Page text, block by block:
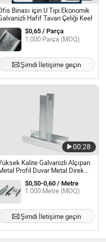
Binası için U Tipi Ekonomik
Hafif Tavan Çeliği Keel
$0,65 / Parça
1.000 Parça (MOQ)
Şimdi İletişime geçin
00:28
Kalite Galvanizli Alçıpan
Profil Duvar Metal Direk
Rayı Tavan ve Bölme Hafif Çelik
Kiriş
$0,50-0,60 / Metre
1.000 Metre (MOQ)
Şimdi İletişime geçin